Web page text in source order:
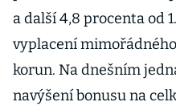
a další 4,8 procenta od
vyplacení
korun. Na dnešním
navýšení bonusu na